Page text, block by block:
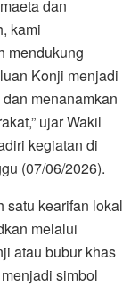
dan
kami
mendukung
Konji menjadi
menanamkan
ujar Wakil
kegiatan di
(07/06/2026).
satu kearifan lokal
melalui
atau bubur khas
simbol